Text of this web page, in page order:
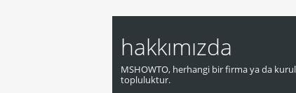
hakkımızda
MSHOWTO, herhangi bir firma ya da
topluluktur.